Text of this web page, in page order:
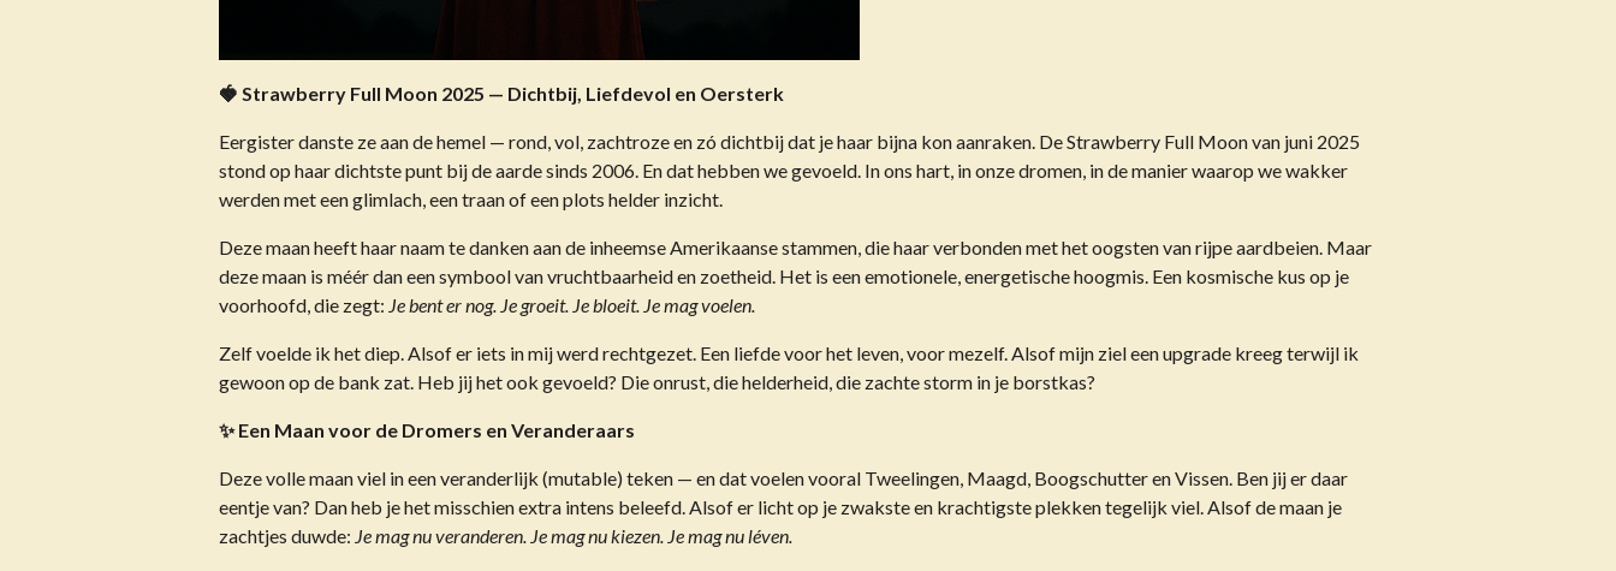
🍓 Strawberry Full Moon 2025 — Dichtbij, Liefdevol en Oersterk
Eergister danste ze aan de hemel — rond, vol, zachtroze en zó dichtbij dat je haar bijna kon aanraken. De Strawberry Full Moon van juni 2025
stond op haar dichtste punt bij de aarde sinds 2006. En dat hebben we gevoeld. In ons hart, in onze dromen, in de manier waarop we wakker
werden met een glimlach, een traan of een plots helder inzicht.
Deze maan heeft haar naam te danken aan de inheemse Amerikaanse stammen, die haar verbonden met het oogsten van rijpe aardbeien. Maar
deze maan is méér dan een symbool van vruchtbaarheid en zoetheid. Het is een emotionele, energetische hoogmis. Een kosmische kus op je
voorhoofd, die zegt: Je bent er nog. Je groeit. Je bloeit. Je mag voelen.
Zelf voelde ik het diep. Alsof er iets in mij werd rechtgezet. Een liefde voor het leven, voor mezelf. Alsof mijn ziel een upgrade kreeg terwijl ik
gewoon op de bank zat. Heb jij het ook gevoeld? Die onrust, die helderheid, die zachte storm in je borstkas?
✨ Een Maan voor de Dromers en Veranderaars
Deze volle maan viel in een veranderlijk (mutable) teken — en dat voelen vooral Tweelingen, Maagd, Boogschutter en Vissen. Ben jij er daar
eentje van? Dan heb je het misschien extra intens beleefd. Alsof er licht op je zwakste en krachtigste plekken tegelijk viel. Alsof de maan je
zachtjes duwde: Je mag nu veranderen. Je mag nu kiezen. Je mag nu léven.